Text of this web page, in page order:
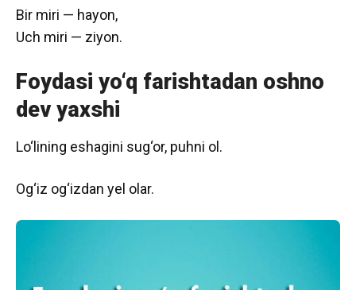
Bir miri — hayon,
Uch miri — ziyon.
Foydasi yo‘q farishtadan oshno
dev yaxshi
Lo‘lining eshagini sug‘or, puhni ol.
Og‘iz og‘izdan yel olar.